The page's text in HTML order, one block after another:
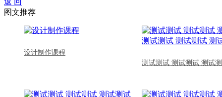
图文推荐
设计制作课程
测试测试 测试测试 测试